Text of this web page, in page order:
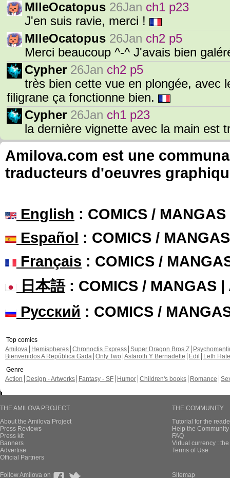
MlleOcatopus 26Jan ch1 p23
J'en suis ravie, merci !
MlleOcatopus 26Jan ch2 p5
Merci beaucoup ^-^ J'avais bien
Cypher 26Jan ch2 p5
très bien cette vue en plongée, avec
filigrane ça fonctionne bien.
Cypher 26Jan ch1 p23
la dernière vignette avec la main est
Amilova.com est une
traducteurs d'oeuvres
English : COMICS /
Español : COMICS /
Français : COMICS /
日本語: COMICS / MANGAS |
Русский : COMICS /
Top comics
Amilova
Hemispheres Chronoctis Express Super Dragon Bros Z
Bienvenidos A República Gada Only Two Astaroth Y Bernadette Edil
Leth Hate
Genre
Action
Design - Artworks Fantasy - SF Humor Children's books Romance
THE AMILOVA PROJECT
About the Amilova Project
Press Reviews
Press kit
Banners
Advertise
Official Partners
THE COMMUNITY
Tutorial for the
Help the
FAQ
Virtual currency :
Terms of Use
Follow Amilova on Sitemap